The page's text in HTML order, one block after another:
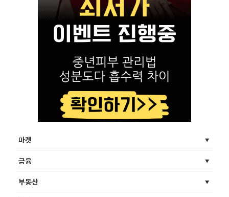
마켓
금융
부동산